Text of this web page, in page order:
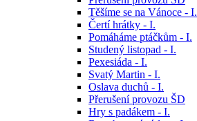
Těšíme se na Vánoce - I.
Čertí hrátky - I.
Pomáháme ptáčkům - I.
Studený listopad - I.
Pexesiáda - I.
Svatý Martin - I.
Oslava duchů - I.
Přerušení provozu ŠD
Hry s padákem - I.